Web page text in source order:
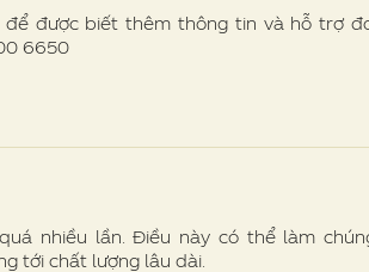
để được biết thêm thông tin và hỗ trợ
6650
nhiều lần. Điều này có thể làm
tới chất lượng lâu dài.